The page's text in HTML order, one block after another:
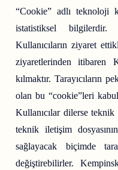
“Cookie” adlı teknoloji
istatistiksel
Kullanıcıların ziyaret
ziyaretlerinden itibaren
kılmaktır. Tarayıcıların
olan bu “cookie”leri
Kullanıcılar dilerse teknik
teknik iletişim
sağlayacak biçimde
değiştirebilirler.